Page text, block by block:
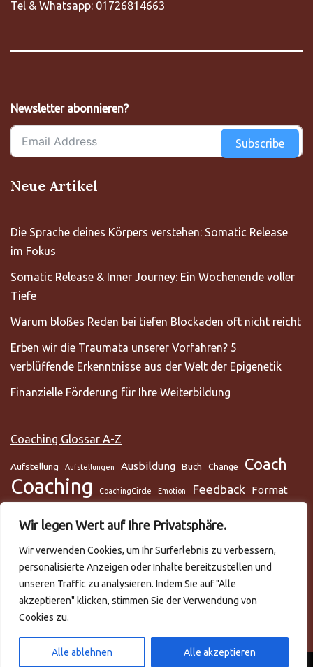
Wir legen Wert auf Ihre Privatsphäre.
Wir verwenden Cookies, um Ihr Surferlebnis zu verbessern,
personalisierte Anzeigen oder Inhalte bereitzustellen und
unseren Traffic zu analysieren. Indem Sie auf "Alle
akzeptieren" klicken, stimmen Sie der Verwendung von
Cookies zu.
Alle ablehnen Alle akzeptieren
Tel & Whatsapp: 01726814663
Newsletter abonnieren?
Subscribe
Neue Artikel
Die Sprache deines Körpers verstehen: Somatic Release
im Fokus
Somatic Release & Inner Journey: Ein Wochenende voller
Tiefe
Warum bloßes Reden bei tiefen Blockaden oft nicht reicht
Erben wir die Traumata unserer Vorfahren? 5
verblüffende Erkenntnisse aus der Welt der Epigenetik
Finanzielle Förderung für Ihre Weiterbildung
Coaching Glossar A-Z
Aufstellung Aufstellungen Ausbildung Buch Change Coach
Coaching CoachingCircle Emotion Feedback Format
Glaubenssysteme Loslassen Lunge Lösungsorientiert Meditation
Mental mentale Gesundheit Mentaltraining Metamodell
NLP Practitioner Rapport Selbstmanagement
Somatic Release Stress Systemisch
systemische Aufstellungen
Trauer Trauma VAKOG Verhalten Video Zeitmanagement Ziele